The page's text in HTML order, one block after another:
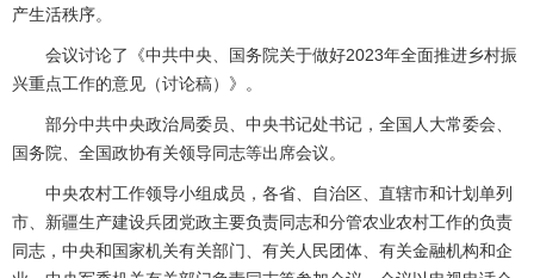
产生活秩序。
会议讨论了《中共中央、国务院关于做好2023年全面推进乡村振
兴重点工作的意见（讨论稿）》。
部分中共中央政治局委员、中央书记处书记，全国人大常委会、
国务院、全国政协有关领导同志等出席会议。
中央农村工作领导小组成员，各省、自治区、直辖市和计划单列
市、新疆生产建设兵团党政主要负责同志和分管农业农村工作的负责
同志，中央和国家机关有关部门、有关人民团体、有关金融机构和企